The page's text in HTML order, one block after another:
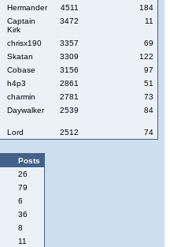
Hermander 4511
184
Captain
Kirk
3472 11
chrisx190 3357
69
Skatan 3309
122
Cobase 3156
97
h4p3 2861
51
charmin 2781
73
Daywalker 2539 84
Lord 2512 74
Posts
26
79
6
36
8
11